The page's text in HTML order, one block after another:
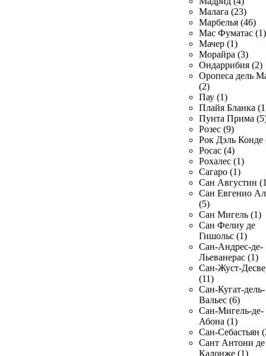
Малага (23)
Марбелья (46)
Мас Фуматас (1)
Мачер (1)
Морайра (3)
Ондаррибия (2)
Оропеса дель
(2)
Пау (1)
Плайя Бланка
Пунта Прима
Розес (9)
Рок Дэль Конде
Росас (4)
Рохалес (1)
Сагаро (1)
Сан Августин
Сан Евгенио
(5)
Сан Мигель (1)
Сан Фелиу де
Гишольс (1)
Сан-Андрес-де-
Льеванерас (1)
Сан-Жуст-
(11)
Сан-Кугат-дель-
Вальес (6)
Сан-Мигель-де-
Абона (1)
Сан-Себастьян
Сант Антони де
Калонже (1)